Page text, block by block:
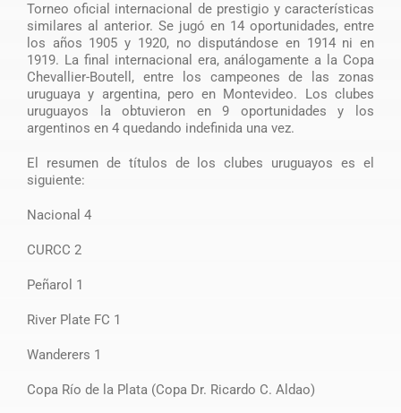
Torneo oficial internacional de prestigio y características
similares al anterior. Se jugó en 14 oportunidades, entre
los años 1905 y 1920, no disputándose en 1914 ni en
1919. La final internacional era, análogamente a la Copa
Chevallier-Boutell, entre los campeones de las zonas
uruguaya y argentina, pero en Montevideo. Los clubes
uruguayos la obtuvieron en 9 oportunidades y los
argentinos en 4 quedando indefinida una vez.
El resumen de títulos de los clubes uruguayos es el
siguiente:
Nacional 4
CURCC 2
Peñarol 1
River Plate FC 1
Wanderers 1
Copa Río de la Plata (Copa Dr. Ricardo C. Aldao)